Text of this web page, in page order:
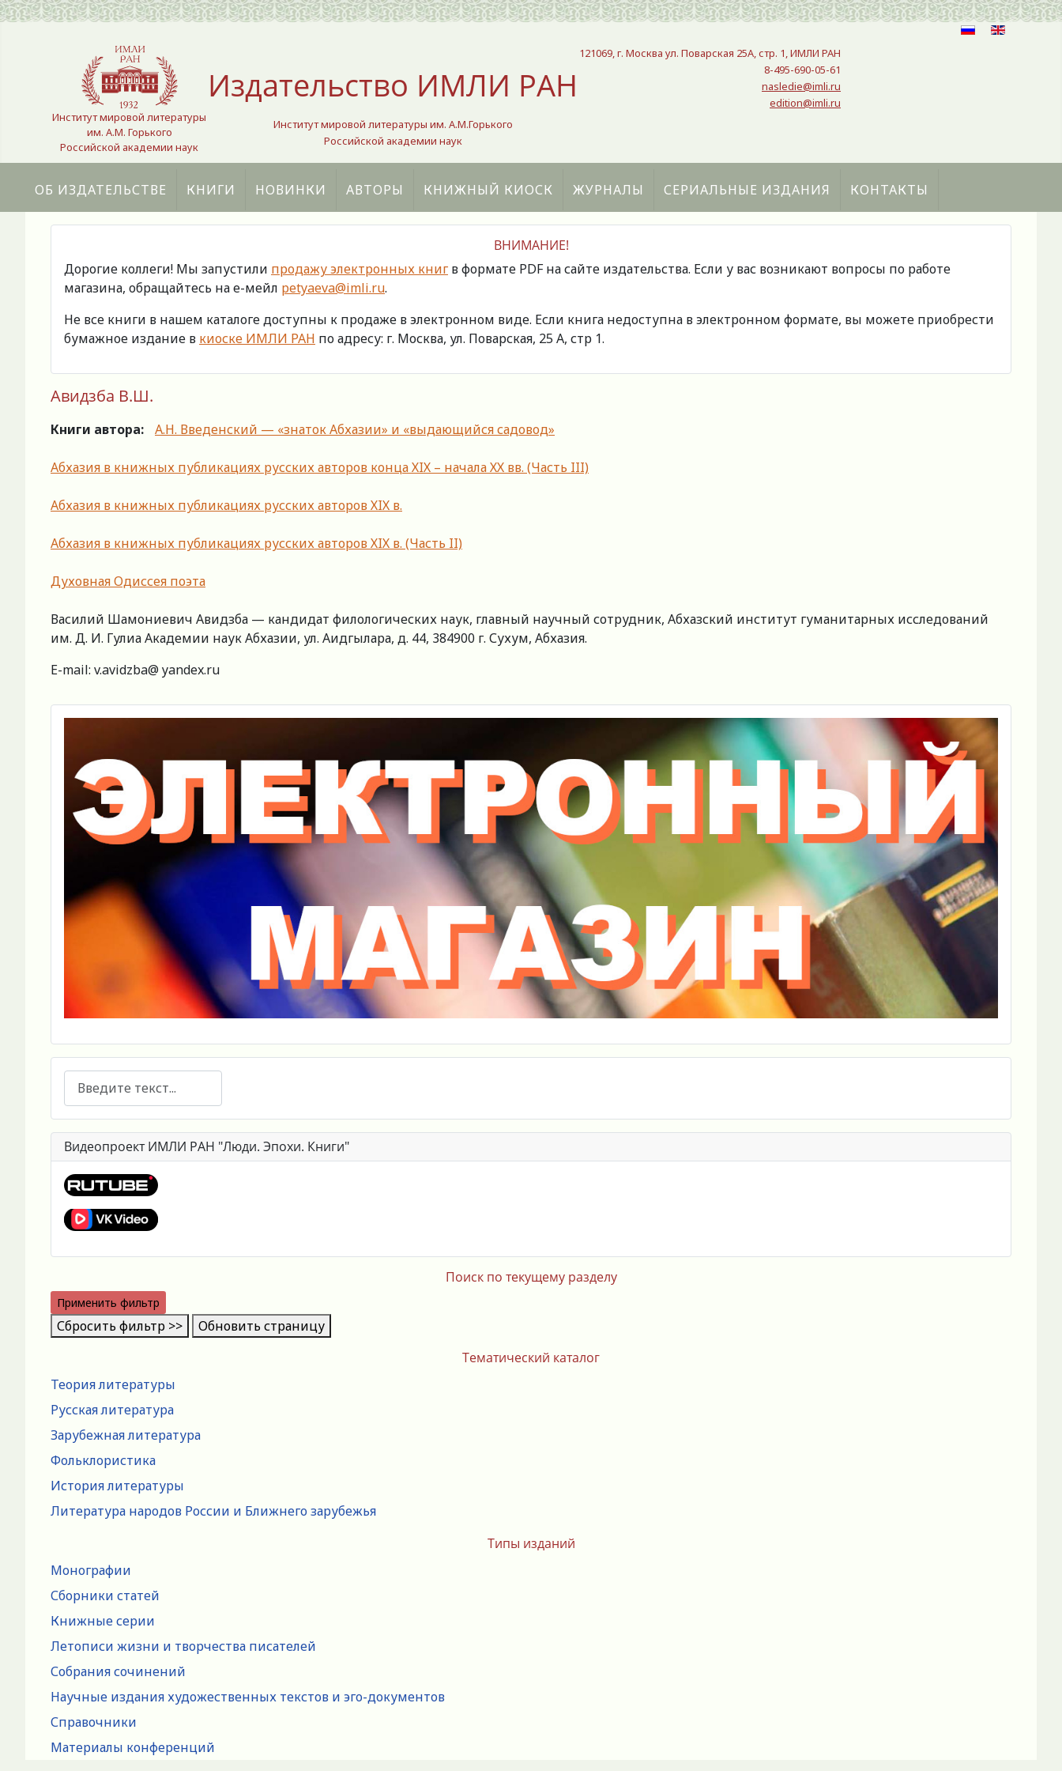
Выберите язык
Институт мировой литературы
им. А.М. Горького
Российской академии наук
Издательство ИМЛИ РАН
Институт мировой литературы им. А.М.Горького
Российской академии наук
121069, г. Москва ул. Поварская 25A, стр. 1, ИМЛИ РАН
8-495-690-05-61
nasledie@imli.ru
edition@imli.ru
ОБ ИЗДАТЕЛЬСТВЕ КНИГИ НОВИНКИ АВТОРЫ КНИЖНЫЙ КИОСК ЖУРНАЛЫ СЕРИАЛЬНЫЕ ИЗДАНИЯ КОНТАКТЫ
Тематический каталог
Теория литературы
Русская литература
Зарубежная литература
Фольклористика
История литературы
Литература народов России и Ближнего зарубежья
Типы изданий
Монографии
Сборники статей
Книжные серии
Летописи жизни и творчества писателей
Собрания сочинений
Научные издания художественных текстов и эго-документов
Справочники
Материалы конференций
ВНИМАНИЕ!
Дорогие коллеги! Мы запустили продажу электронных книг в формате PDF на сайте издательства. Если у вас возникают вопросы по работе
магазина, обращайтесь на е-мейл petyaeva@imli.ru.
Не все книги в нашем каталоге доступны к продаже в электронном виде. Если книга недоступна в электронном формате, вы можете приобрести
бумажное издание в киоске ИМЛИ РАН по адресу: г. Москва, ул. Поварская, 25 А, стр 1.
Авидзба В.Ш.
Книги автора: А.Н. Введенский — «знаток Абхазии» и «выдающийся садовод»
Абхазия в книжных публикациях русских авторов конца ХIХ – начала ХХ вв. (Часть III)
Абхазия в книжных публикациях русских авторов ХIХ в.
Абхазия в книжных публикациях русских авторов ХIХ в. (Часть II)
Духовная Одиссея поэта
Василий Шамониевич Авидзба — кандидат филологических наук, главный научный сотрудник, Абхазский институт гуманитарных исследований
им. Д. И. Гулиа Академии наук Абхазии, ул. Аидгылара, д. 44, 384900 г. Сухум, Абхазия.
E-mail: v.avidzba@ yandex.ru
Поиск
Видеопроект ИМЛИ РАН "Люди. Эпохи. Книги"
Поиск по текущему разделу
Применить фильтр
Сбросить фильтр >> Обновить страницу